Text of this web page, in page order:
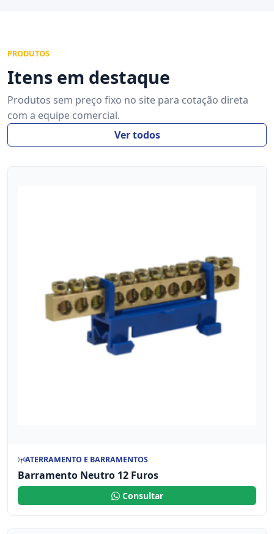
PRODUTOS
Itens em destaque
Produtos sem preço fixo no site para cotação direta
com a equipe comercial.
Ver todos
ATERRAMENTO E BARRAMENTOS
Barramento Neutro 12 Furos
Consultar